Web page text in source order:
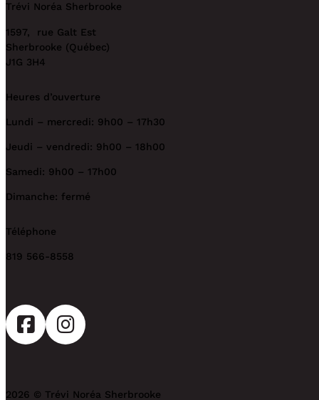
Trévi Noréa Sherbrooke
1597, rue Galt Est
Sherbrooke (Québec)
J1G 3H4
Heures d’ouverture
Lundi – mercredi: 9h00 – 17h30
Jeudi – vendredi: 9h00 – 18h00
Samedi: 9h00 – 17h00
Dimanche: fermé
Téléphone
819 566-8558
2026 © Trévi Noréa Sherbrooke